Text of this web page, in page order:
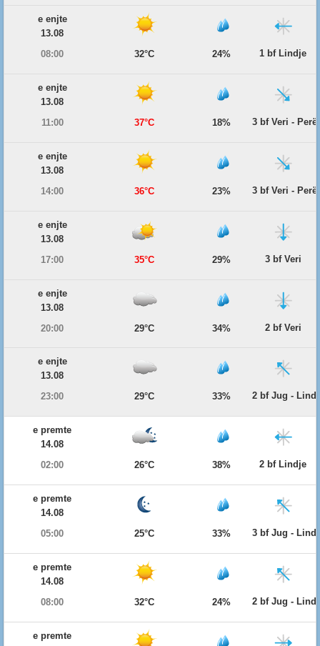
e enjte
13.08
08:00
32°C 24% 1 bf Lindje
e enjte
13.08
11:00
37°C 18% 3 bf Veri -
e enjte
13.08
14:00
36°C 23% 3 bf Veri -
e enjte
13.08
17:00
35°C 29% 3 bf Veri
e enjte
13.08
20:00
29°C 34% 2 bf Veri
e enjte
13.08
23:00
29°C 33% 2 bf Jug -
e premte
14.08
02:00
26°C 38% 2 bf Lindje
e premte
14.08
05:00
25°C 33% 3 bf Jug -
e premte
14.08
08:00
32°C 24% 2 bf Jug -
e premte